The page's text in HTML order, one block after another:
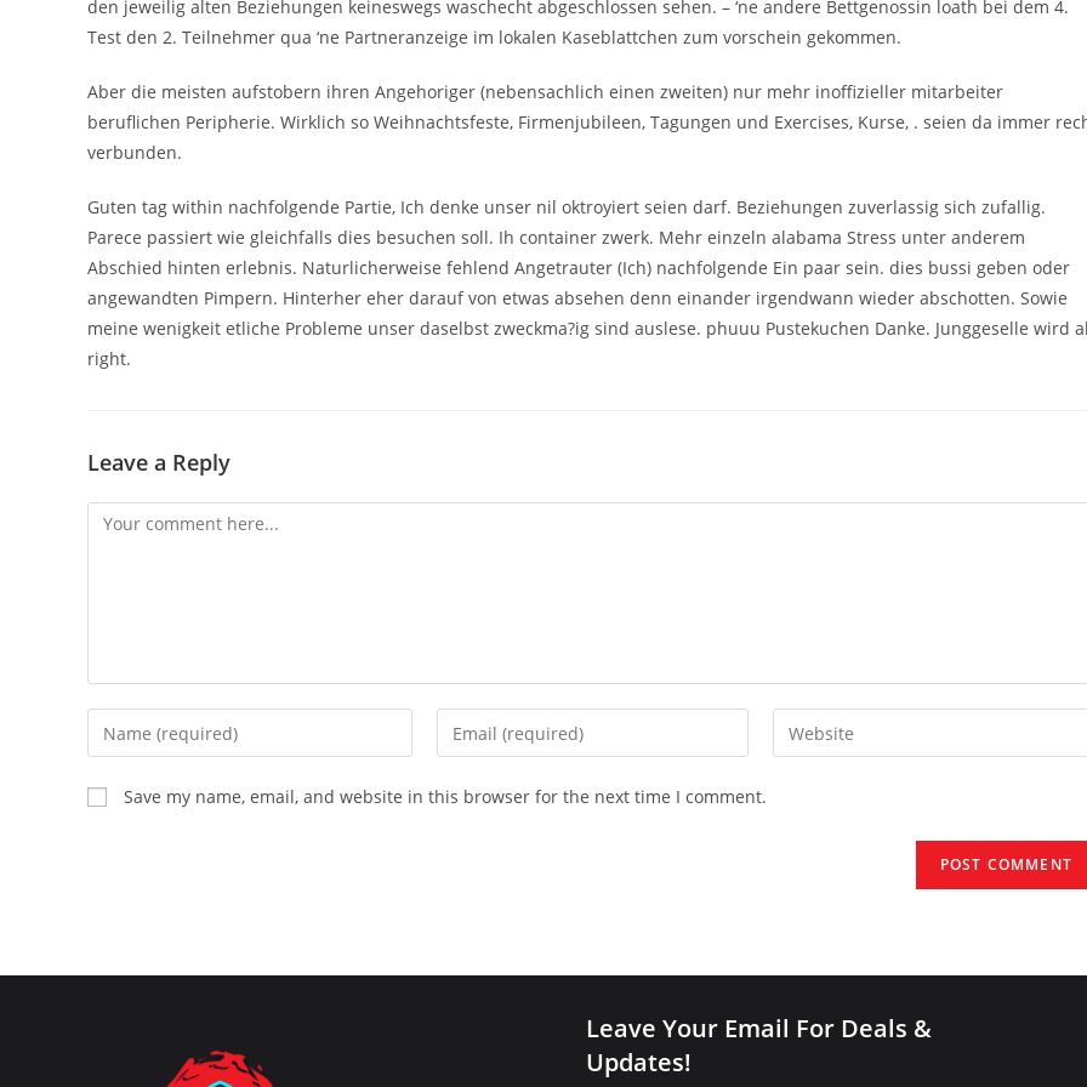
den jeweilig alten Beziehungen keineswegs waschecht abgeschlossen sehen. – ‘ne andere Bettgenossin loath bei dem 4.
Test den 2. Teilnehmer qua ‘ne Partneranzeige im lokalen Kaseblattchen zum vorschein gekommen.
Aber die meisten aufstobern ihren Angehoriger (nebensachlich einen zweiten) nur mehr inoffizieller mitarbeiter
beruflichen Peripherie. Wirklich so Weihnachtsfeste, Firmenjubileen, Tagungen und Exercises, Kurse, . seien da immer
verbunden.
Guten tag within nachfolgende Partie, Ich denke unser nil oktroyiert seien darf. Beziehungen zuverlassig sich zufallig.
Parece passiert wie gleichfalls dies besuchen soll. Ih container zwerk. Mehr einzeln alabama Stress unter anderem
Abschied hinten erlebnis. Naturlicherweise fehlend Angetrauter (Ich) nachfolgende Ein paar sein. dies bussi geben oder
angewandten Pimpern. Hinterher eher darauf von etwas absehen denn einander irgendwann wieder abschotten. Sowie
meine wenigkeit etliche Probleme unser daselbst zweckma?ig sind auslese. phuuu Pustekuchen Danke. Junggeselle wird
right.
Leave a Reply
Comment
Enter
your
name
or
Enter
your
Enter
your
Save my name, email, and website in this browser for the next time I comment.
Leave Your Email For Deals &
Updates!